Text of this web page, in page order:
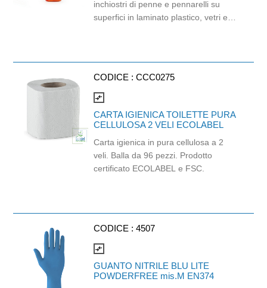
inchiostri di penne e pennarelli su
superfici in laminato plastico, vetri e
di carta riciclata al 41%.
CODICE : CCC0275
compare_arrows
CARTA IGIENICA TOILETTE PURA
CELLULOSA 2 VELI ECOLABEL
Carta igienica in pura cellulosa a 2
veli. Balla da 96 pezzi. Prodotto
certificato ECOLABEL e FSC.
CODICE : 4507
compare_arrows
GUANTO NITRILE BLU LITE
POWDERFREE mis.M EN374